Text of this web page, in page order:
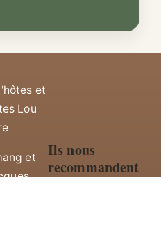
et
Lou
et
Ils nous
recommandent